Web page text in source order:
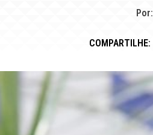
Por:
COMPARTILHE: